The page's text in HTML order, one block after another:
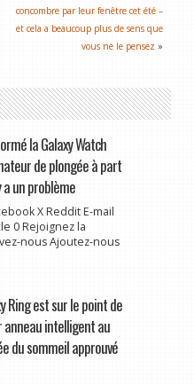
concombre par leur fenêtre cet été –
et cela a beaucoup plus de sens que
vous ne le pensez »
la Galaxy Watch
de plongée à part
un problème
X Reddit E-mail
0 Rejoignez la
nous Ajoutez-nous
Ring est sur le point de
intelligent au
du sommeil approuvé